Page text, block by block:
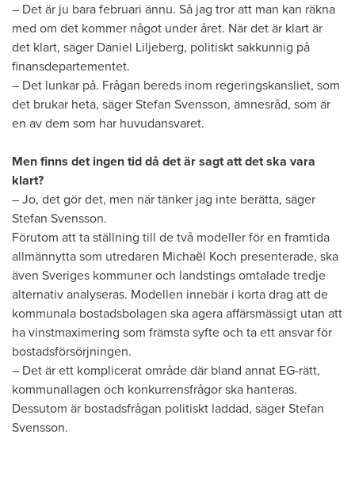
– Det är ju bara februari ännu. Så jag tror att man kan räkna
med om det kommer något under året. När det är klart är
det klart, säger Daniel Liljeberg, politiskt sakkunnig på
finansdepartementet.
– Det lunkar på. Frågan bereds inom regeringskansliet, som
det brukar heta, säger Stefan Svensson, ämnesråd, som är
en av dem som har huvudansvaret.
Men finns det ingen tid då det är sagt att det ska vara
klart?
– Jo, det gör det, men när tänker jag inte berätta, säger
Stefan Svensson.
Förutom att ta ställning till de två modeller för en framtida
allmännytta som utredaren Michaël Koch presenterade, ska
även Sveriges kommuner och landstings omtalade tredje
alternativ analyseras. Modellen innebär i korta drag att de
kommunala bostadsbolagen ska agera affärsmässigt utan att
ha vinstmaximering som främsta syfte och ta ett ansvar för
bostadsförsörjningen.
– Det är ett komplicerat område där bland annat EG-rätt,
kommunallagen och konkurrensfrågor ska hanteras.
Dessutom är bostadsfrågan politiskt laddad, säger Stefan
Svensson.